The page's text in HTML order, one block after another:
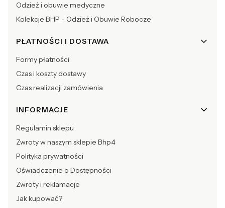
Odzież i obuwie medyczne
Kolekcje BHP - Odzież i Obuwie Robocze
PŁATNOŚCI I DOSTAWA
Formy płatności
Czas i koszty dostawy
Czas realizacji zamówienia
INFORMACJE
Regulamin sklepu
Zwroty w naszym sklepie Bhp4
Polityka prywatności
Oświadczenie o Dostępności
Zwroty i reklamacje
Jak kupować?